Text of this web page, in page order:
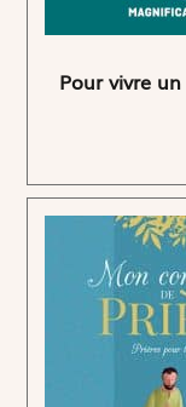
Pour vivre